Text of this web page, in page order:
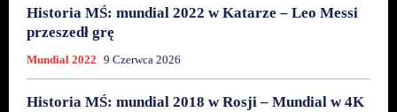
Historia MŚ: mundial 2022 w Katarze – Leo Messi
przeszedł grę
Mundial 2022 9 Czerwca 2026
Historia MŚ: mundial 2018 w Rosji – Mundial w 4K